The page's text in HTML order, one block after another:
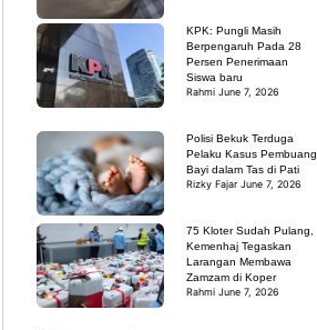
KPK: Pungli Masih
Berpengaruh Pada 28
Persen Penerimaan
Siswa baru
Rahmi June 7, 2026
Polisi Bekuk Terduga
Pelaku Kasus Pembuang
Bayi dalam Tas di Pati
Rizky FajarJune 7, 2026
75 Kloter Sudah Pulang,
Kemenhaj Tegaskan
Larangan Membawa
Zamzam di Koper
Rahmi June 7, 2026